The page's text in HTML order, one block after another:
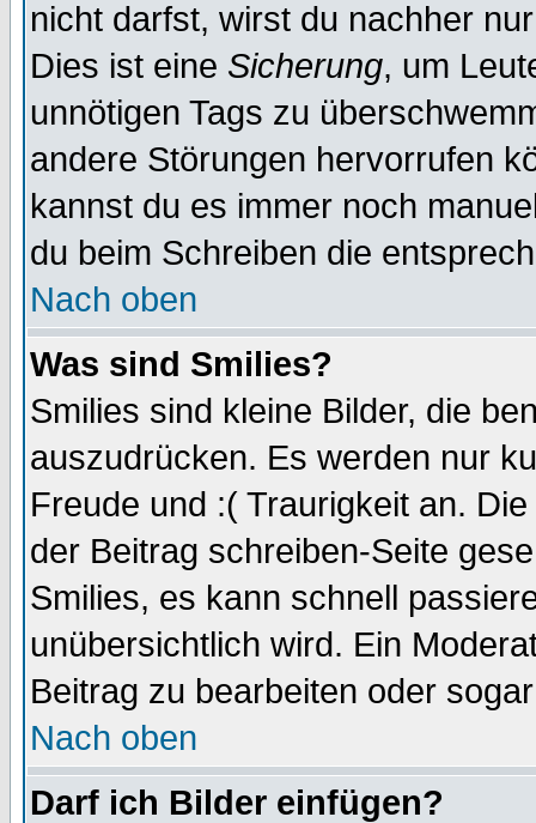
nicht darfst, wirst du nachher
Dies ist eine Sicherung, um
unnötigen Tags zu
andere Störungen hervorrufen
kannst du es immer noch
du beim Schreiben die
Nach oben
Was sind Smilies?
Smilies sind kleine Bilder, die
auszudrücken. Es werden nur
Freude und :( Traurigkeit an.
der Beitrag schreiben-Seite
Smilies, es kann schnell
unübersichtlich wird. Ein
Beitrag zu bearbeiten oder
Nach oben
Darf ich Bilder einfügen?